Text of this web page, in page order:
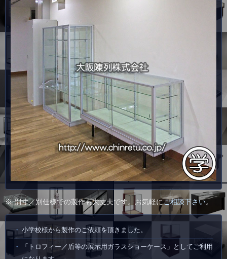
※ 別寸／別仕様での製作も大丈夫です。お気軽にご相談下さい。
小学校様から製作のご依頼を頂きました。
「トロフィー／盾等の展示用ガラスショーケース」としてご利用